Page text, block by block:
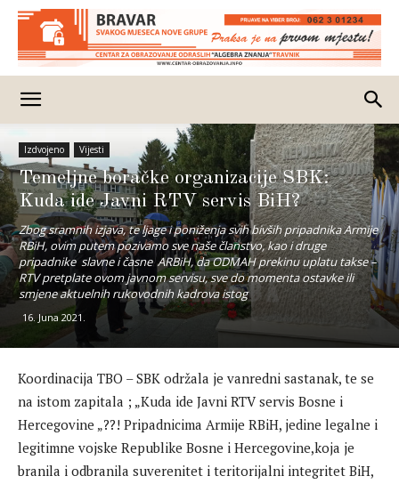
Izdvojeno Vijesti
Temeljne boračke organizacije SBK:
Kuda ide Javni RTV servis BiH?
Zbog sramnih izjava, te ljage i poniženja svih bivših pripadnika Armije
RBiH, ovim putem pozivamo sve naše članstvo, kao i druge
pripadnike slavne i časne ARBiH, da ODMAH prekinu uplatu takse –
RTV pretplate ovom javnom servisu, sve do momenta ostavke ili
smjene aktuelnih rukovodnih kadrova istog
16. Juna 2021.
Koordinacija TBO – SBK održala je vanredni sastanak, te se
na istom zapitala ; „Kuda ide Javni RTV servis Bosne i
Hercegovine „??! Pripadnicima Armije RBiH, jedine legalne i
legitimne vojske Republike Bosne i Hercegovine,koja je
branila i odbranila suverenitet i teritorijalni integritet BiH,